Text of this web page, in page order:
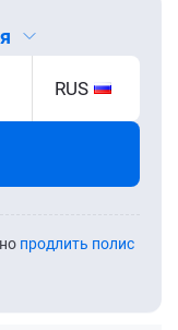
RUS
продлить полис